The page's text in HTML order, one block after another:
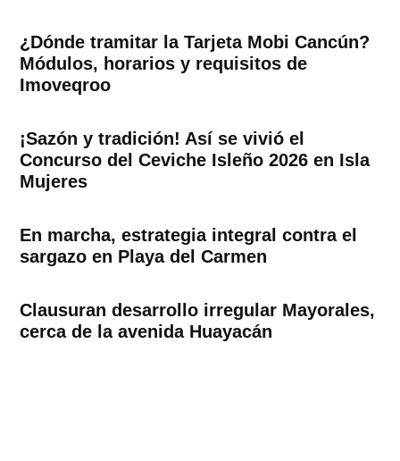
¿Dónde tramitar la Tarjeta Mobi Cancún?
Módulos, horarios y requisitos de
Imoveqroo
¡Sazón y tradición! Así se vivió el
Concurso del Ceviche Isleño 2026 en Isla
Mujeres
En marcha, estrategia integral contra el
sargazo en Playa del Carmen
Clausuran desarrollo irregular Mayorales,
cerca de la avenida Huayacán